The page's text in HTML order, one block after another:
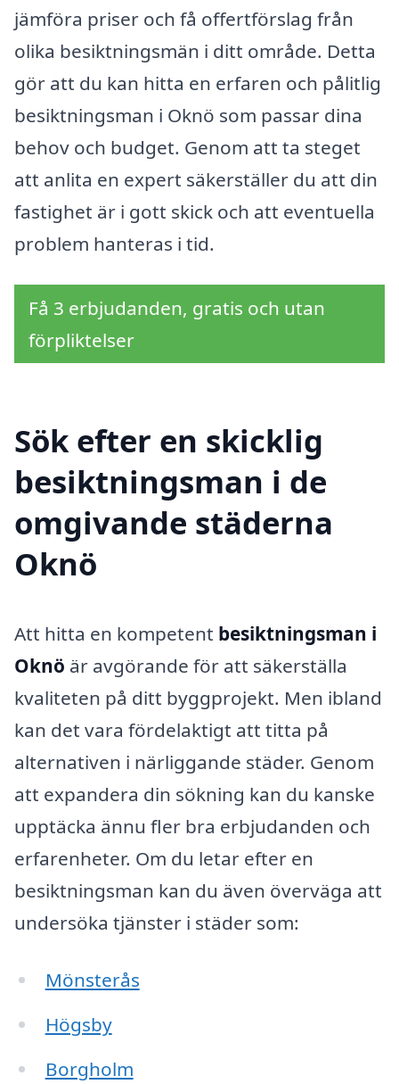
jämföra priser och få offertförslag från
olika besiktningsmän i ditt område. Detta
gör att du kan hitta en erfaren och pålitlig
besiktningsman i Oknö som passar dina
behov och budget. Genom att ta steget
att anlita en expert säkerställer du att din
fastighet är i gott skick och att eventuella
problem hanteras i tid.
Få 3 erbjudanden, gratis och utan
förpliktelser
Sök efter en skicklig
besiktningsman i de
omgivande städerna
Oknö
Att hitta en kompetent besiktningsman i
Oknö är avgörande för att säkerställa
kvaliteten på ditt byggprojekt. Men ibland
kan det vara fördelaktigt att titta på
alternativen i närliggande städer. Genom
att expandera din sökning kan du kanske
upptäcka ännu fler bra erbjudanden och
erfarenheter. Om du letar efter en
besiktningsman kan du även överväga att
undersöka tjänster i städer som:
Mönsterås
Högsby
Borgholm